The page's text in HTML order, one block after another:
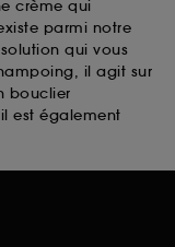
crème qui
parmi notre
qui vous
il agit sur
bouclier
est également